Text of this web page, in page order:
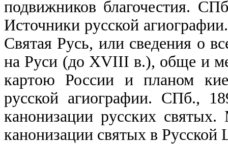
подвижников благочестия.
Источники русской
Святая Русь, или сведения о
на Руси (до XVIII в.), обще и
картою России и планом
русской агиографии. СПб.,
канонизации русских
канонизации святых в